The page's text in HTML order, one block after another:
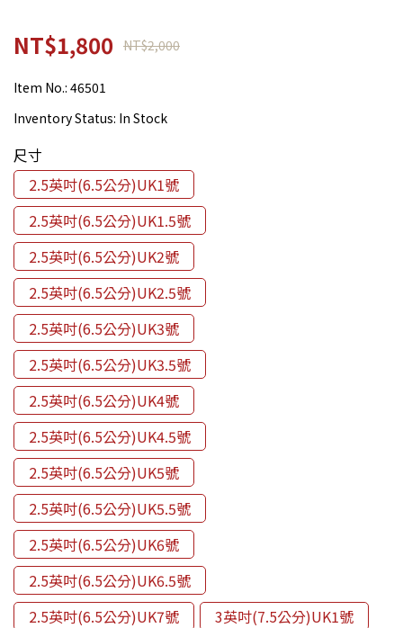
NT$1,800 NT$2,000
Item No.: 46501
Inventory Status: In Stock
尺寸
2.5英吋(6.5公分)UK1號
2.5英吋(6.5公分)UK1.5號
2.5英吋(6.5公分)UK2號
2.5英吋(6.5公分)UK2.5號
2.5英吋(6.5公分)UK3號
2.5英吋(6.5公分)UK3.5號
2.5英吋(6.5公分)UK4號
2.5英吋(6.5公分)UK4.5號
2.5英吋(6.5公分)UK5號
2.5英吋(6.5公分)UK5.5號
2.5英吋(6.5公分)UK6號
2.5英吋(6.5公分)UK6.5號
2.5英吋(6.5公分)UK7號
3英吋(7.5公分)UK1號